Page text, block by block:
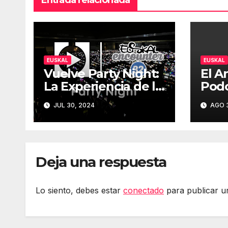
EUSKAL
Vuelve Party Night:
La Experiencia de la
Euskal Encounter
32 – Party Night
2024
JUL 30, 2024
EUSKAL
El
AGO
Deja una respuesta
Lo siento, debes estar conectado para publicar